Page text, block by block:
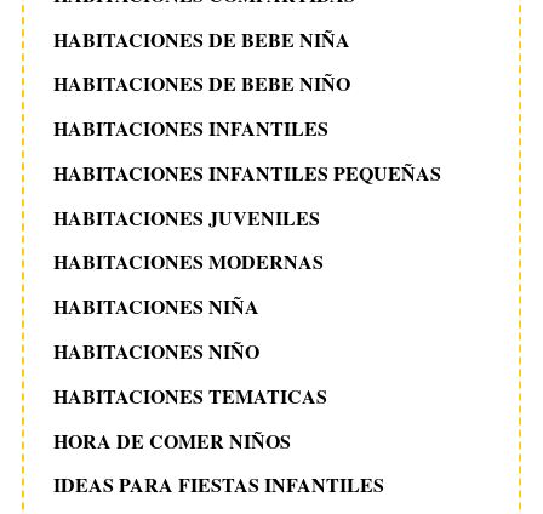
HABITACIONES DE BEBE NIÑA
HABITACIONES DE BEBE NIÑO
HABITACIONES INFANTILES
HABITACIONES INFANTILES PEQUEÑAS
HABITACIONES JUVENILES
HABITACIONES MODERNAS
HABITACIONES NIÑA
HABITACIONES NIÑO
HABITACIONES TEMATICAS
HORA DE COMER NIÑOS
IDEAS PARA FIESTAS INFANTILES